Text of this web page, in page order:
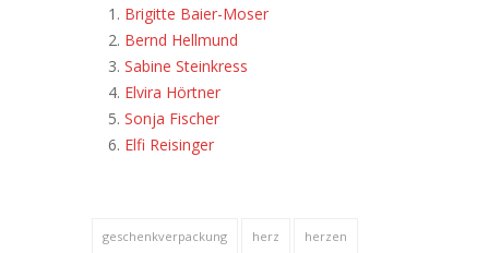
Brigitte Baier-Moser
Bernd Hellmund
Sabine Steinkress
Elvira Hörtner
Sonja Fischer
Elfi Reisinger
geschenkverpackung herz herzen